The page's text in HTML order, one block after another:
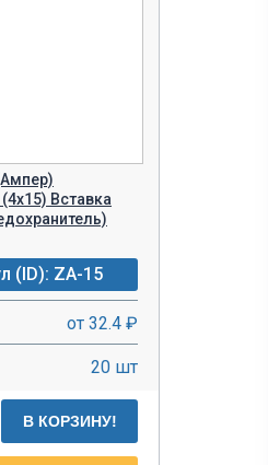
Вставка
(ID): ZA-15
от 32.4 ₽
20 шт
В КОРЗИНУ!